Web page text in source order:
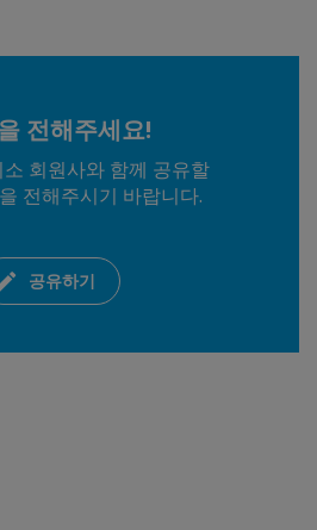
전해주세요!
회원사와 함께 공유할
전해주시기 바랍니다.
공유하기